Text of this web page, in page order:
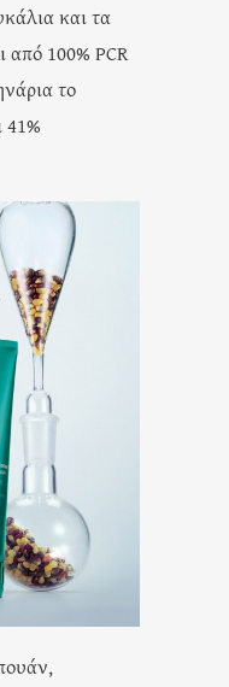
και τα
από 100% PCR
το
41%